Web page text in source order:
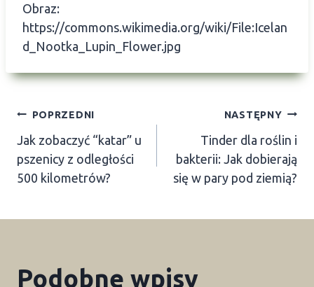
Obraz:
https://commons.wikimedia.org/wiki/File:Icelan
d_Nootka_Lupin_Flower.jpg
Nawigacja
wpisu
POPRZEDNI
Jak zobaczyć “katar” u
pszenicy z odległości
500 kilometrów?
NASTĘPNY
Tinder dla roślin i
bakterii: Jak dobierają
się w pary pod ziemią?
Podobne wpisy